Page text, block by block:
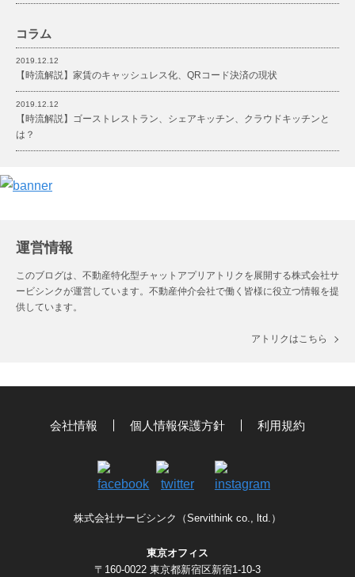
コラム
2019.12.12
【時流解説】家賃のキャッシュレス化、QRコード決済の現状
2019.12.12
【時流解説】ゴーストレストラン、シェアキッチン、クラウドキッチンと
は？
運営情報
このブログは、不動産特化型チャットアプリアトリクを展開する株式会社サ
ービシンクが運営しています。不動産仲介会社で働く皆様に役⽴つ情報を提
供しています。
アトリクはこちら
会社情報 個人情報保護方針 利用規約
株式会社サービシンク（Servithink co., ltd.）
東京オフィス
〒160-0022 東京都新宿区新宿1-10-3